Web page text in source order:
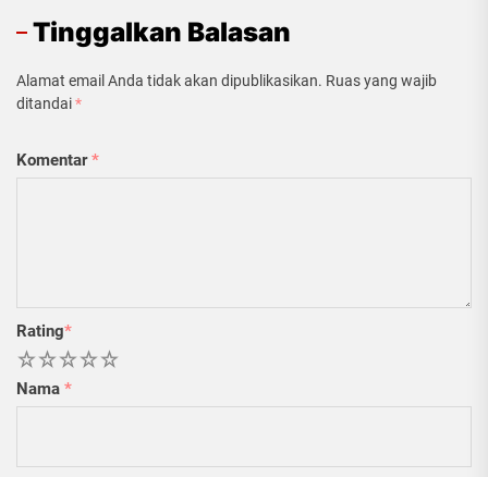
Tinggalkan Balasan
Alamat email Anda tidak akan dipublikasikan. Ruas yang wajib
ditandai*
Komentar*
Rating*
5
4
3
2
Nama *